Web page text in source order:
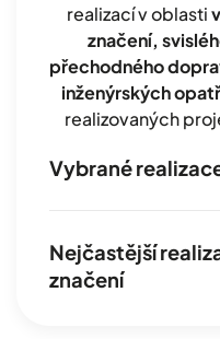
realizací v oblasti
značení,
přechodného
inženýrských
realizovaných
Vybrané
Nejčastější
značení